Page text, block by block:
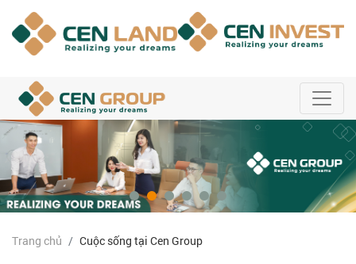
Trang chủ Cuộc sống tại Cen Group